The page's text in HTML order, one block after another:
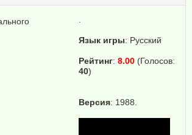
Язык игры: Русский
Рейтинг: 8.00 (Голосов:
40)
Версия: 1988.